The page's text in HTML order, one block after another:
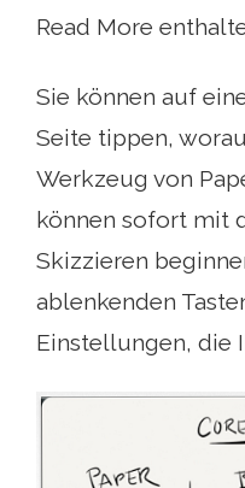
Read More
Sie können auf
Seite tippen,
Werkzeug von
können sofort mit
Skizzieren
ablenkenden
Einstellungen, die